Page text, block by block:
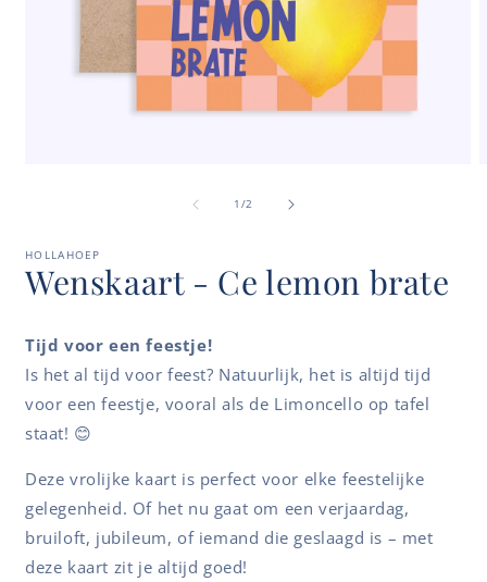
1 /van
2
HOLLAHOEP
Wenskaart - Ce lemon brate
Tijd voor een feestje!
Is het al tijd voor feest? Natuurlijk, het is altijd tijd
voor een feestje, vooral als de Limoncello op tafel
staat! 😊
Deze vrolijke kaart is perfect voor elke feestelijke
gelegenheid. Of het nu gaat om een verjaardag,
bruiloft, jubileum, of iemand die geslaagd is – met
deze kaart zit je altijd goed!